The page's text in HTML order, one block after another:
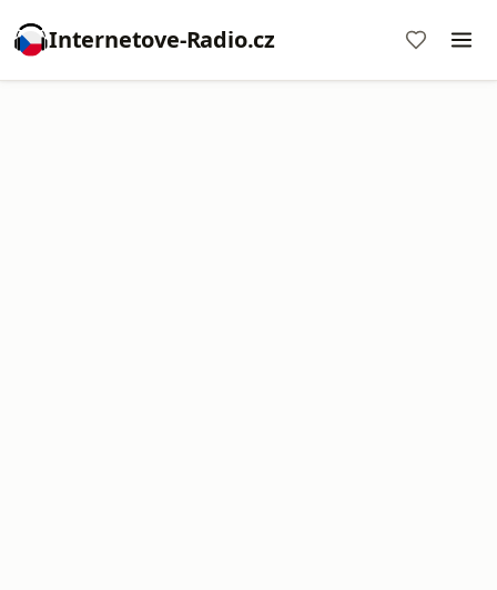
Internetove-Radio.cz